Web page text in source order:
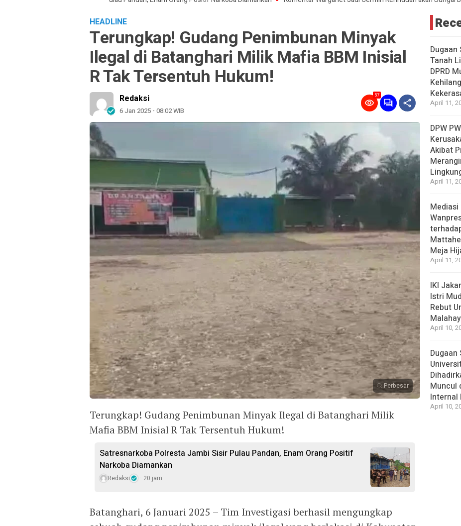
HEADLINE
Terungkap! Gudang Penimbunan Minyak
Ilegal di Batanghari Milik Mafia BBM Inisial
R Tak Tersentuh Hukum!
Redaksi
6 Jan 2025 - 08:02 WIB
57
Perbesar
Terungkap! Gudang Penimbunan Minyak Ilegal di Batanghari Milik
Mafia BBM Inisial R Tak Tersentuh Hukum!
Satresnarkoba Polresta Jambi Sisir Pulau Pandan, Enam Orang Positif
Narkoba Diamankan
Redaksi 20 jam
Batanghari, 6 Januari 2025 – Tim Investigasi berhasil mengungkap
Dugaan
Tanah
DPRD
April 11,
DPW
Akibat
April 11,
Mediasi
Meja
April 11,
IKI
Istri
Rebut
April 10,
Dugaan
Muncul
Internal
April 10,